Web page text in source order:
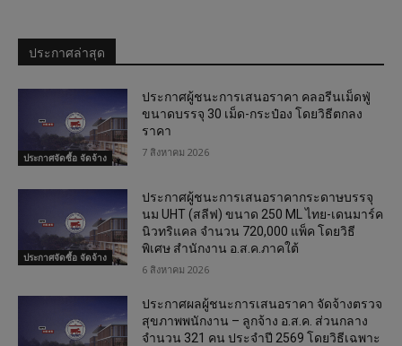
ประกาศล่าสุด
ประกาศจัดซื้อ จัดจ้าง
ประกาศผู้ชนะการเสนอราคา คลอรีนเม็ดฟู่
ขนาดบรรจุ 30 เม็ด-กระป๋อง โดยวิธีตกลง
ราคา
7 สิงหาคม 2026
ประกาศจัดซื้อ จัดจ้าง
ประกาศผู้ชนะการเสนอราคากระดาษบรรจุ
นม UHT (สลีฟ) ขนาด 250 ML ไทย-เดนมาร์ค
นิวทริแคล จำนวน 720,000 แพ็ค โดยวิธี
พิเศษ สำนักงาน อ.ส.ค.ภาคใต้
6 สิงหาคม 2026
ประกาศผลผู้ชนะการเสนอราคา จัดจ้างตรวจ
สุขภาพพนักงาน – ลูกจ้าง อ.ส.ค. ส่วนกลาง
จำนวน 321 คน ประจำปี 2569 โดยวิธีเฉพาะ